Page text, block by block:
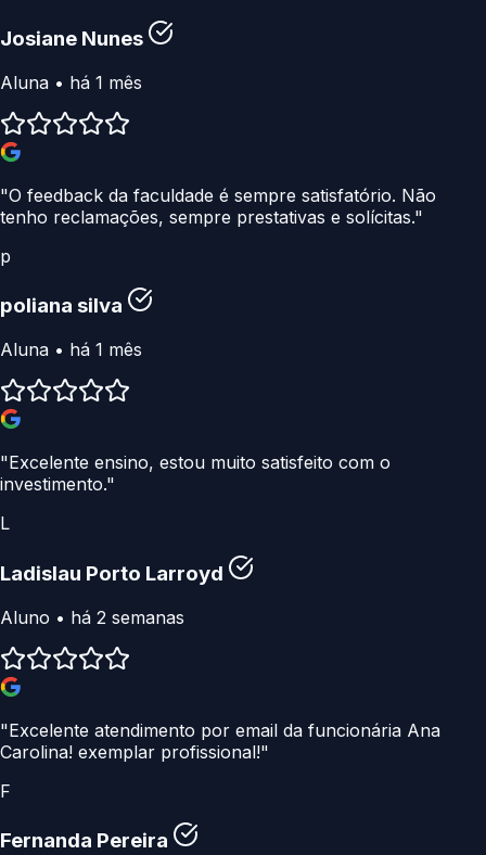
Josiane Nunes
Aluna • há 1 mês
"O feedback da faculdade é sempre satisfatório. Não
tenho reclamações, sempre prestativas e solícitas."
p
poliana silva
Aluna • há 1 mês
"Excelente ensino, estou muito satisfeito com o
investimento."
L
Ladislau Porto Larroyd
Aluno • há 2 semanas
"Excelente atendimento por email da funcionária Ana
Carolina! exemplar profissional!"
F
Fernanda Pereira